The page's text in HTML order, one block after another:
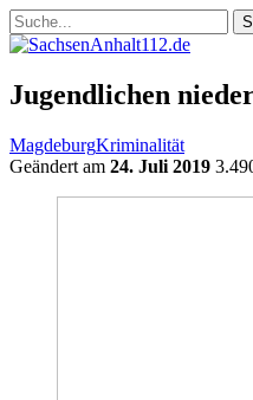
Jugendlichen
MagdeburgKriminalität
Geändert am 24. Juli 2019